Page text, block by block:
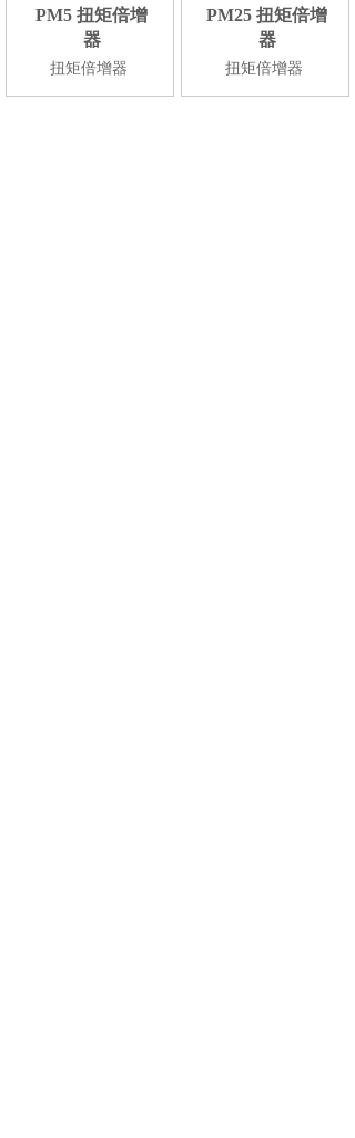
PM5 扭矩倍增
器
扭矩倍增器
PM25 扭矩倍增
器
扭矩倍增器